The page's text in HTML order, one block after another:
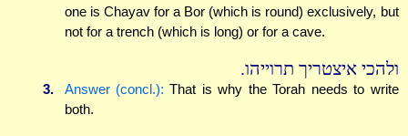
one is Chayav for a Bor (which is round) exclusively, but
not for a trench (which is long) or for a cave.
ולהכי איצטריך תרוייהו.
3. Answer (concl.): That is why the Torah needs to write
both.